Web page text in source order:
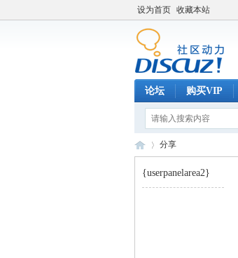
设为首页 收藏本站
论坛 购买VIP
分享
{userpanelarea2}